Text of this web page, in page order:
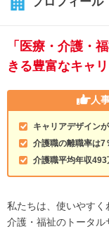
「医療・介護・
きる豊富なキャ
人
キャリアデザイン
介護職の離職率は7
介護職平均年収493
私たちは、使いやすく
介護・福祉のトータル